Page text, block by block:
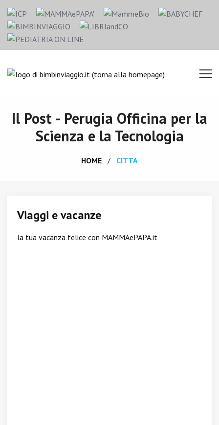
Il Post - Perugia Officina per la
Scienza e la Tecnologia
HOME CITTA
Viaggi e vacanze
la tua vacanza felice con MAMMAePAPA.it